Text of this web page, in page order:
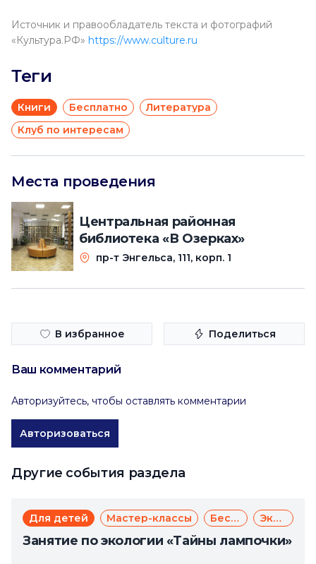
Источник и правообладатель текста и фотографий
«Культура.РФ» https://www.culture.ru
Теги
Книги Бесплатно
Литература
Клуб по интересам
Места проведения
Центральная районная
библиотека «В Озерках»
пр-т Энгельса, 111, корп. 1
В избранное Поделиться
Ваш комментарий
Авторизуйтесь, чтобы оставлять комментарии
Авторизоваться
Другие события раздела
Для детей Мастер-классы Бесплатно Экология
Занятие по экологии «Тайны лампочки»